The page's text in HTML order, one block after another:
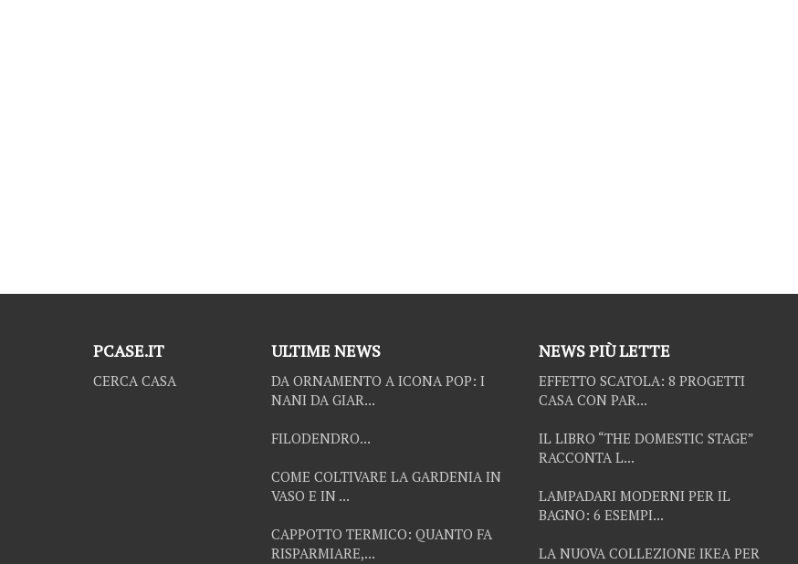
PCASE.IT
CERCA CASA
ULTIME NEWS
DA ORNAMENTO A ICONA POP: I
NANI DA GIAR...
FILODENDRO...
COME COLTIVARE LA GARDENIA IN
VASO E IN ...
CAPPOTTO TERMICO: QUANTO FA
RISPARMIARE,...
NEWS PIÙ LETTE
EFFETTO SCATOLA: 8 PROGETTI
CASA CON PAR...
IL LIBRO “THE DOMESTIC STAGE”
RACCONTA L...
LAMPADARI MODERNI PER IL
BAGNO: 6 ESEMPI...
LA NUOVA COLLEZIONE IKEA PER